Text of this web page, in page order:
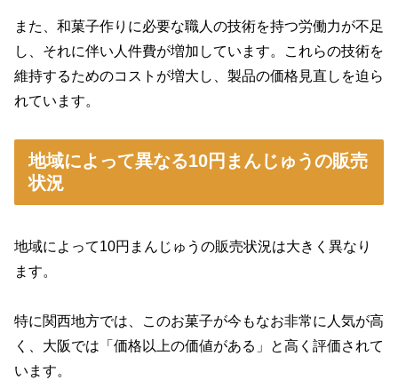
また、和菓子作りに必要な職人の技術を持つ労働力が不足
し、それに伴い人件費が増加しています。これらの技術を
維持するためのコストが増大し、製品の価格見直しを迫ら
れています。
地域によって異なる10円まんじゅうの販売
状況
地域によって10円まんじゅうの販売状況は大きく異なり
ます。
特に関西地方では、このお菓子が今もなお非常に人気が高
く、大阪では「価格以上の価値がある」と高く評価されて
います。